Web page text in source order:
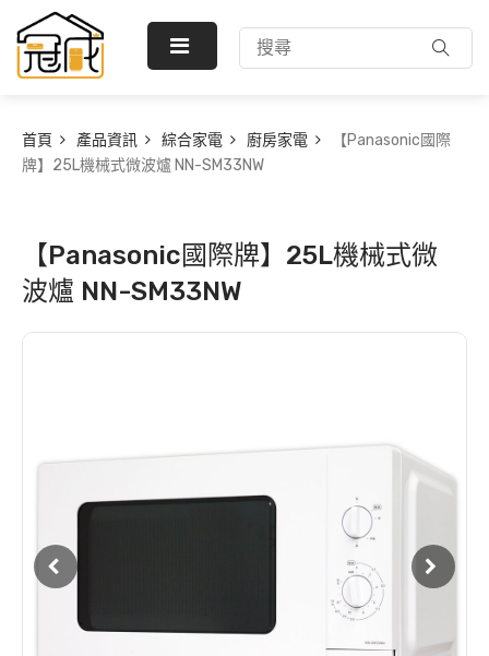
首頁 產品資訊 綜合家電 廚房家電
【Panasonic國際
牌】25L機械式微波爐 NN-SM33NW
【Panasonic國際牌】25L機械式微
波爐 NN-SM33NW